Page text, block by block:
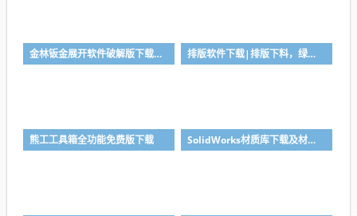
金林钣金展开软件破解版下载与安装使用教程 排版软件下载|排版下料，绿色免安装
熊工工具箱全功能免费版下载 SolidWorks材质库下载及材质库导入方法